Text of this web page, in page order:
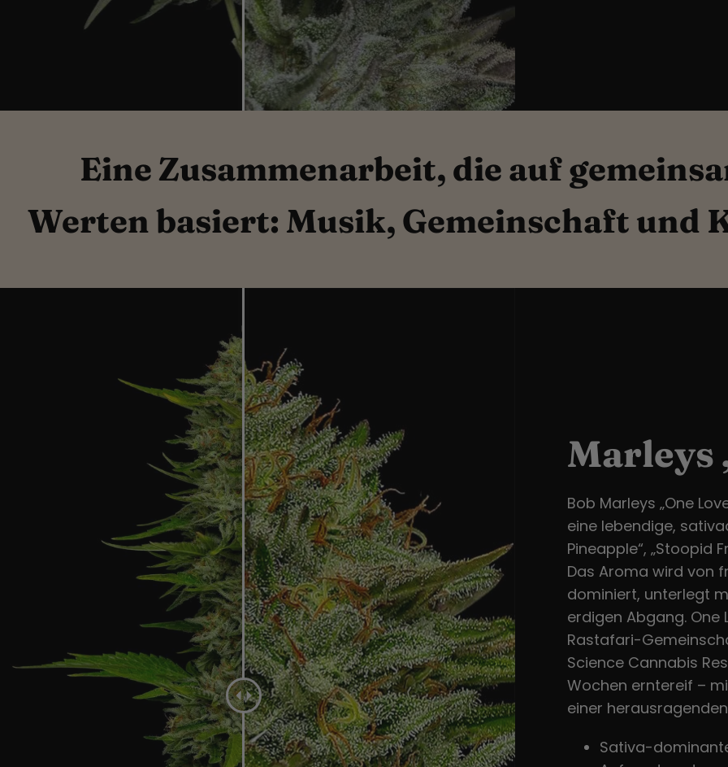
Eine Zusammenarbeit, die auf
Werten basiert: Musik, Gemeinschaft und
Marleys
Bob Marleys „One
eine lebendige,
Pineapple“, „Stoopid
Das Aroma wird von
dominiert, unterlegt
erdigen Abgang.
Rastafari-
Science Cannabis
Wochen erntereif –
einer
Sativa-